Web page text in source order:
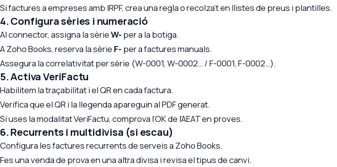
Si factures a empreses amb IRPF, crea una regla o recolza’t en llistes de preus i plantilles.
4. Configura sèries i numeració
Al connector, assigna la sèrieW- per a la botiga.
A Zoho Books, reserva la sèrie F- per a factures manuals.
Assegura la correlativitat per sèrie (W-0001, W-0002… / F-0001, F-0002…).
5. Activa VeriFactu
Habilitem la traçabilitat i el QR en cada factura.
Verifica que el QR i la llegenda apareguin al PDF generat.
Si uses la modalitat VeriFactu, comprova l’OK de l’AEAT en proves.
6. Recurrents i multidivisa (si escau)
Configura les factures recurrents de serveis a Zoho Books.
Fes una venda de prova en una altra divisa i revisa el tipus de canvi.